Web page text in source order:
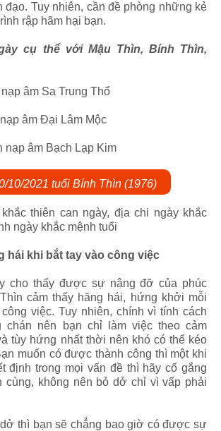
đạo. Tuy nhiên, cần đề phòng những kẻ
rập hãm hại bạn.
cụ thể với Mậu Thìn, Bính Thìn,
âm Sa Trung Thổ
âm Đại Lâm Mộc
nạp âm Bạch Lạp Kim
10/2021 tuổi Bính Thìn (1976)
thiên can ngày, địa chi ngày khắc
ngày khắc mệnh tuổi
hái khi bắt tay vào công việc
cho thấy được sự nâng đỡ của phúc
cảm thấy hăng hái, hứng khởi mỗi
việc. Tuy nhiên, chính vì tính cách
chán nên bạn chỉ làm việc theo cảm
tùy hứng nhất thời nên khó có thể kéo
muốn có được thành công thì một khi
định trong mọi vấn đề thì hãy cố gắng
cùng, không nên bỏ dở chỉ vì vấp phải
thì bạn sẽ chẳng bao giờ có được sự